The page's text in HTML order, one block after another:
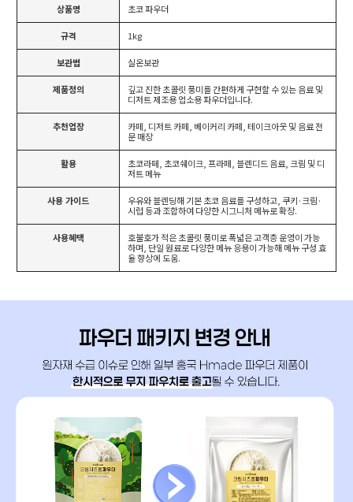
상품명 초코 파우더
규격 1kg
보관법 실온보관
제품정의
깊고 진한 초콜릿 풍미를 간편하게 구현할 수 있는 음료 및
디저트 제조용 업소용 파우더입니다.
추천업장
카페, 디저트 카페, 베이커리 카페, 테이크아웃 및 음료 전
문 매장
활용
초코라떼, 초코쉐이크, 프라페, 블렌디드 음료, 크림 및 디
저트 메뉴
사용 가이드
우유와 블렌딩해 기본 초코 음료를 구성하고, 쿠키·크림·
시럽 등과 조합하여 다양한 시그니처 메뉴로 확장.
사용혜택
호불호가 적은 초콜릿 풍미로 폭넓은 고객층 운영이 가능
하며, 단일 원료로 다양한 메뉴 응용이 가능해 메뉴 구성 효
율 향상에 도움.